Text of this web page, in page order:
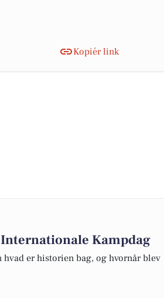
Kopiér link
Kampdag
hvad er historien bag, og hvornår blev